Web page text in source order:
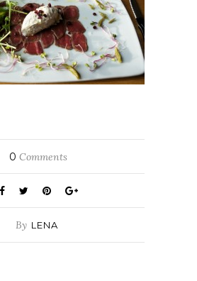
0 Comments
By LENA